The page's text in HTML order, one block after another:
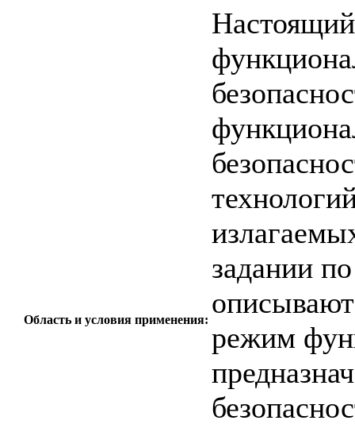
Область и условия применения:
Настоящий
задании
режим